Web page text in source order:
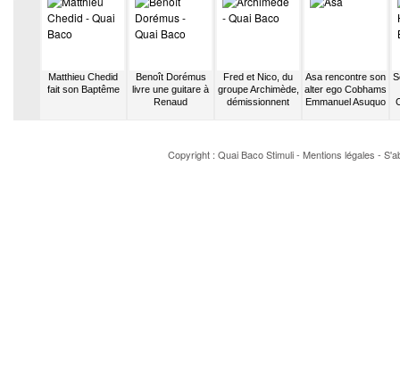
Matthieu Chedid
fait son Baptême
Benoît Dorémus
livre une guitare à
Renaud
Fred et Nico, du
groupe Archimède,
démissionnent
Asa rencontre son
alter ego Cobhams
Emmanuel Asuquo
Copyright : Quai BacoStimuli- Mentions légales -